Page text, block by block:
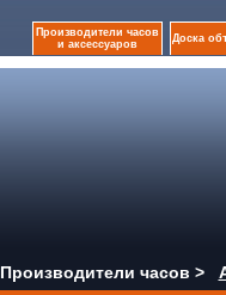
Производители часов
и аксессуаров
Доска
Производители часов >